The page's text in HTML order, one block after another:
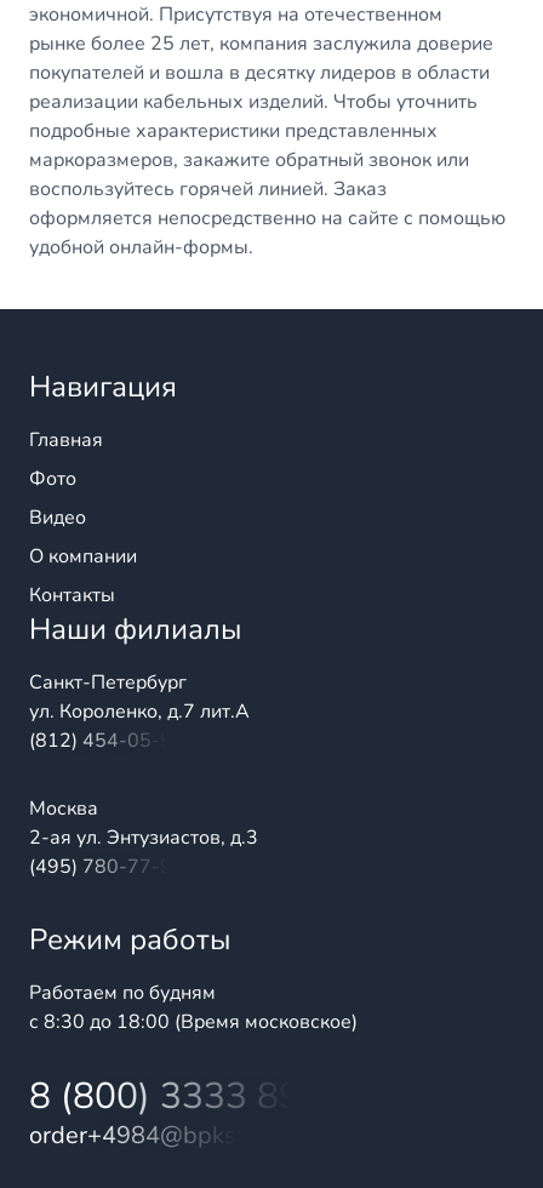
экономичной. Присутствуя на отечественном
рынке более 25 лет, компания заслужила доверие
покупателей и вошла в десятку лидеров в области
реализации кабельных изделий. Чтобы уточнить
подробные характеристики представленных
маркоразмеров, закажите обратный звонок или
воспользуйтесь горячей линией. Заказ
оформляется непосредственно на сайте с помощью
удобной онлайн-формы.
Навигация
Главная
Фото
Видео
О компании
Контакты
Наши филиалы
Санкт-Петербург
ул. Короленко, д.7 лит.А
(812) 454-05-54
Москва
2-ая ул. Энтузиастов, д.3
(495) 780-77-98
Режим работы
Работаем по будням
с 8:30 до 18:00 (Время московское)
8 (800) 3333 899
order+4984@bpks.ru